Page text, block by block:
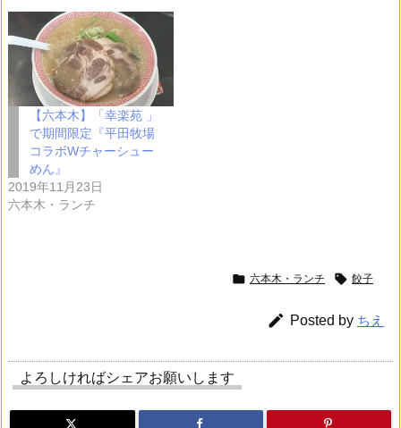
【六本木】「幸楽苑 」
で期間限定『平田牧場
コラボWチャーシュー
めん』
2019年11月23日
六本木・ランチ
 六本木・ランチ  餃子
 Posted by ちえ
よろしければシェアお願いします